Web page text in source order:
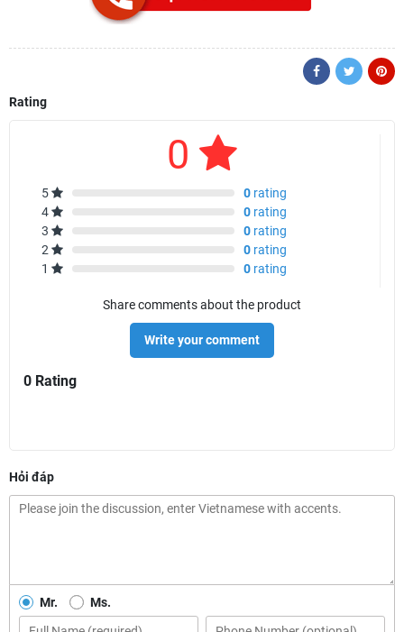
Rating
0
5 0 rating
4
0 rating
3
0 rating
2
0 rating
1
0 rating
Share comments about the product
Write your comment
0 Rating
Hỏi đáp
Mr. Ms.